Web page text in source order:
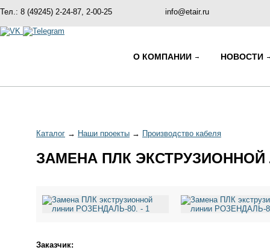
Тел.: 8 (49245) 2-24-87, 2-00-25 info@etair.ru
О КОМПАНИИ НОВОСТИ
Каталог → Наши проекты → Производство кабеля
ЗАМЕНА ПЛК ЭКСТРУЗИОННОЙ
Заказчик: